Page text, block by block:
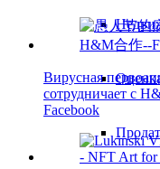
Вирусная
сотрудничает с
Facebook